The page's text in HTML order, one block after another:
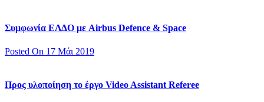
Συμφωνία ΕΛΔΟ με Airbus Defence & Space
Posted On 17 Μάι 2019
Προς υλοποίηση το έργο Video Assistant Referee